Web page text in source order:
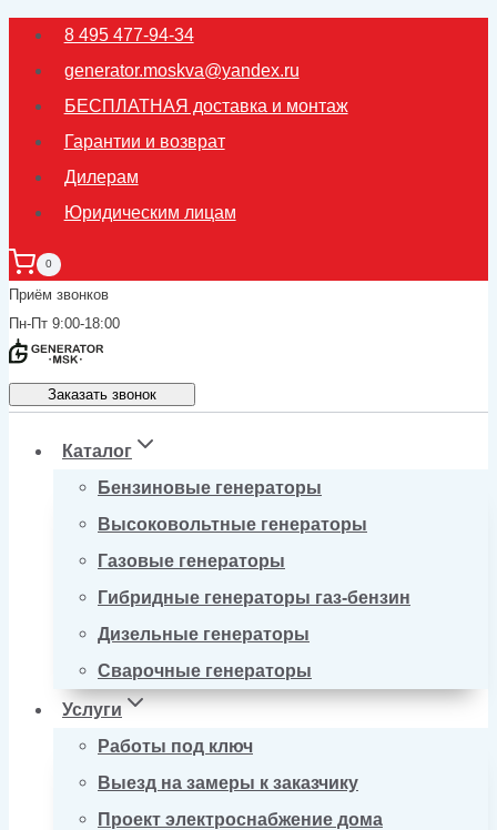
Перейти
содержимому
8 495 477-94-34
generator.moskva@yandex.ru
БЕСПЛАТНАЯ доставка и монтаж
Гарантии и возврат
Дилерам
Юридическим лицам
0
Приём звонков
Пн-Пт 9:00-18:00
Заказать звонок
Каталог
Бензиновые генераторы
Высоковольтные генераторы
Газовые генераторы
Гибридные генераторы газ-бензин
Дизельные генераторы
Сварочные генераторы
Услуги
Работы под ключ
Выезд на замеры к заказчику
Проект электроснабжение дома